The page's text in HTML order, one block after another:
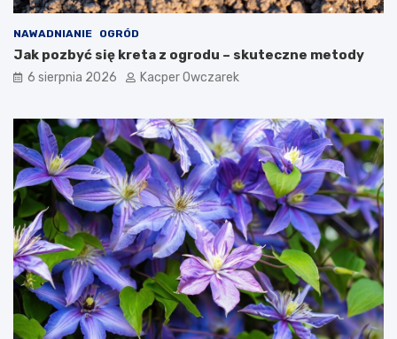
NAWADNIANIE OGRÓD
Jak pozbyć się kreta z ogrodu – skuteczne metody
6 sierpnia 2026 Kacper Owczarek